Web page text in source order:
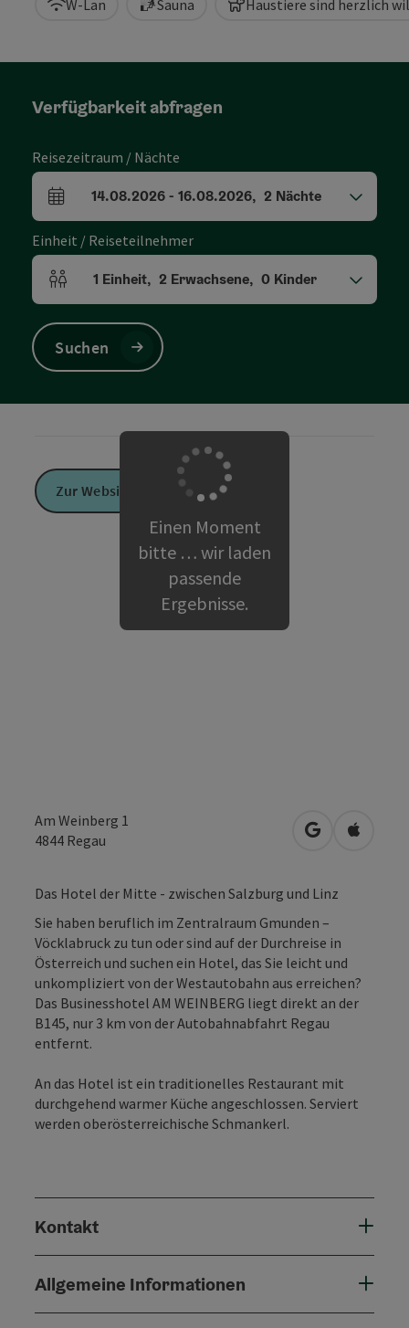
W-Lan Sauna Haustiere sind herzlich
Am Weinberg 1
4844 Regau in Google
in
Das Hotel der Mitte - zwischen Salzburg und Linz
Sie haben beruflich im Zentralraum Gmunden –
Vöcklabruck zu tun oder sind auf der Durchreise in
Österreich und suchen ein Hotel, das Sie leicht und
unkompliziert von der Westautobahn aus erreichen?
Das Businesshotel AM WEINBERG liegt direkt an der
B145, nur 3 km von der Autobahnabfahrt Regau
entfernt.
An das Hotel ist ein traditionelles Restaurant mit
durchgehend warmer Küche angeschlossen. Serviert
werden oberösterreichische Schmankerl.
Kontakt
Allgemeine Informationen
Verfügbarkeit abfragen
Reisezeitraum / Nächte
An- und Abreisefelder
14.08.2026- 16.08.2026, 2 Nächte
Einheit / Reiseteilnehmer
Einheitenanzahl und Personenfelder
1 Einheit, 2 Erwachsene, 0 Kinder
Suchen
Einen Moment
bitte … wir laden
passende
Ergebnisse.
Zur Website